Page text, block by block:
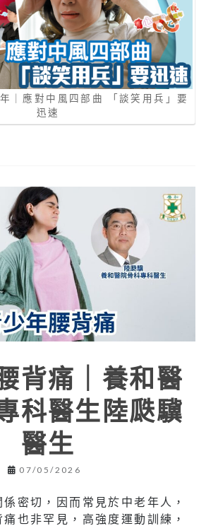
｜應對中風四部曲 「談笑⽤兵」要
迅速
背痛｜養和醫
科醫生陸瓞驥
醫生
07/05/2026
密切，因而常見於中老年人，
也非罕見，高強度運動訓練，